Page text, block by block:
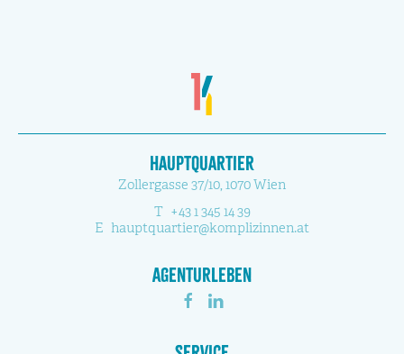
Hauptquartier
Zollergasse 37/10, 1070 Wien
T
+43 1 345 14 39
E hauptquartier@komplizinnen.at
Agenturleben